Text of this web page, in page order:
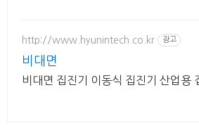
http://www.hyunintech.co.kr 광고
비대면
비대면 집진기 이동식 집진기 산업용